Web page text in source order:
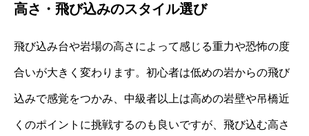
高さ・飛び込みのスタイル選び
飛び込み台や岩場の高さによって感じる重力や恐怖の度
合いが大きく変わります。初心者は低めの岩からの飛び
込みで感覚をつかみ、中級者以上は高めの岩壁や吊橋近
くのポイントに挑戦するのも良いですが、飛び込む高さ